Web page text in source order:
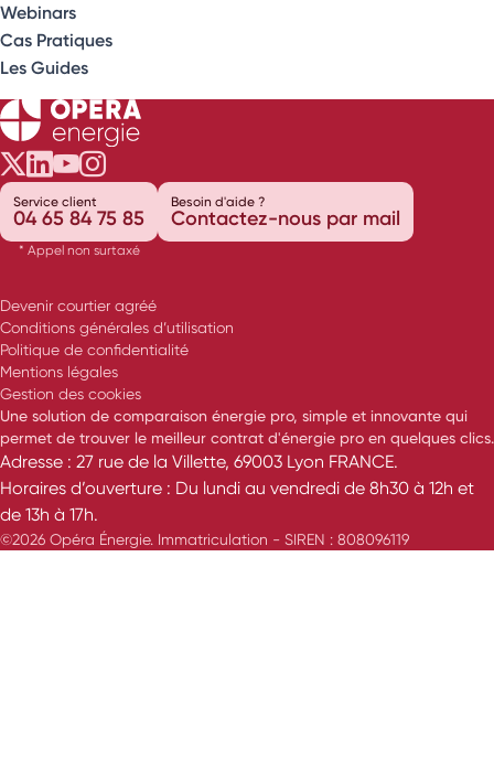
Webinars
Cas Pratiques
Les Guides
Opéra Énergie sur Twitter
Opéra Énergie sur LinkedIn
Opéra Énergie sur Youtube
Opéra Énergie sur Instagram
Service client
04 65 84 75 85
* Appel non surtaxé
Besoin d'aide ?
Contactez-nous par mail
Devenir courtier agréé
Conditions générales d’utilisation
Politique de confidentialité
Mentions légales
Gestion des cookies
Une solution de comparaison énergie pro, simple et innovante qui
permet de trouver le meilleur contrat d'énergie pro en quelques clics.
Adresse : 27 rue de la Villette, 69003 Lyon FRANCE.
Horaires d’ouverture : Du lundi au vendredi de 8h30 à 12h et
de 13h à 17h.
©2026 Opéra Énergie. Immatriculation - SIREN : 808096119